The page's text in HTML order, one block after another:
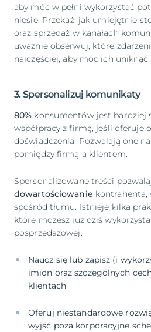
aby móc w pełni wykorzystać
niesie. Przekaż, jak umiejętnie
oraz sprzedaż w kanałach
uważnie obserwuj, które
najczęściej, aby móc ich uniknąć
3. Spersonalizuj komunikaty
80% konsumentów jest bardziej
współpracy z firmą, jeśli oferuje
doświadczenia. Pozwalają one
pomiędzy firmą a klientem.
Spersonalizowane treści
dowartościowanie kontrahenta,
spośród tłumu. Istnieje kilka
które możesz już dziś
posprzedażowej:
Naucz się lub zapisz (i
imion oraz szczególnych
klientach
Oferuj niestandardowe
wyjść poza korporacyjne